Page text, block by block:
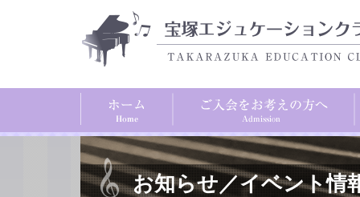
お知らせ／イベント情